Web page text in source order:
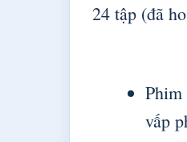
24 tập (đã
vấp